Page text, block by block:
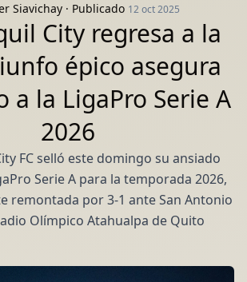
Siavichay · Publicado 12 oct 2025
City regresa a la
épico asegura
a la LigaPro Serie A
2026
FC selló este domingo su ansiado
Serie A para la temporada 2026,
remontada por 3-1 ante San Antonio
Olímpico Atahualpa de Quito